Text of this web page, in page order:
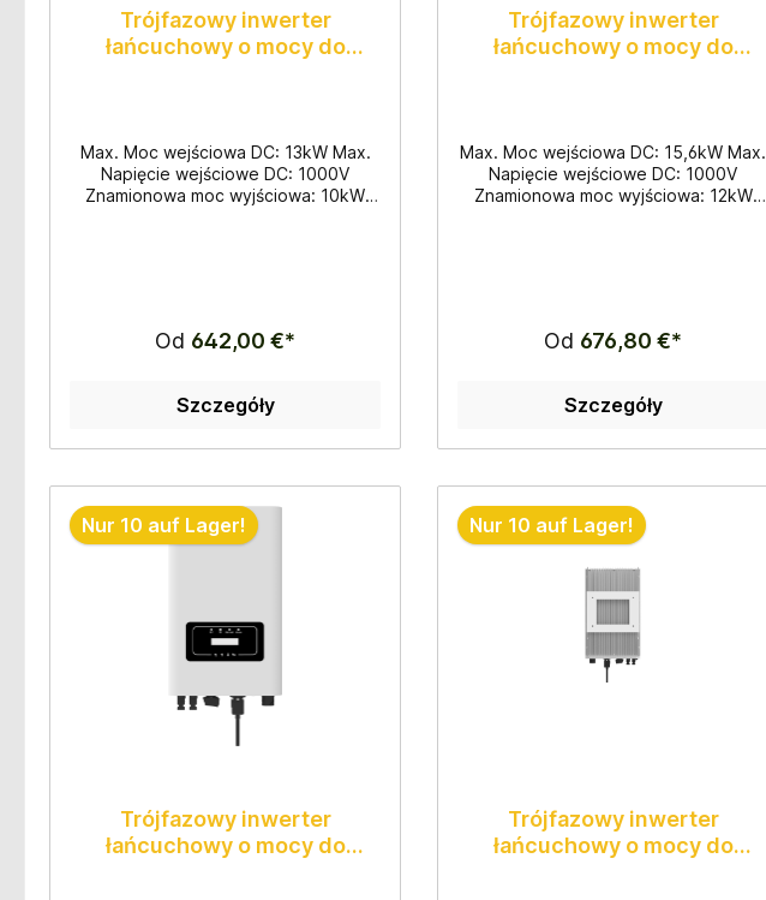
Trójfazowy inwerter
łańcuchowy o mocy do
Max. Moc wejściowa DC: 13kW Max.
Napięcie wejściowe DC: 1000V
Znamionowa moc wyjściowa: 10kW
Od 642,00 €*
Szczegóły
Trójfazowy inwerter
łańcuchowy o mocy do
Max. Moc wejściowa DC: 15,6kW Max.
Napięcie wejściowe DC: 1000V
Znamionowa moc wyjściowa: 12kW
Od 676,80 €*
Szczegóły
Nur 10 auf Lager!
Trójfazowy inwerter
łańcuchowy o mocy do
Nur 10 auf Lager!
Trójfazowy inwerter
łańcuchowy o mocy do